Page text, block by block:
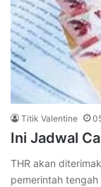
Titik Valentine
Ini Jadwal
THR akan
pemerintah